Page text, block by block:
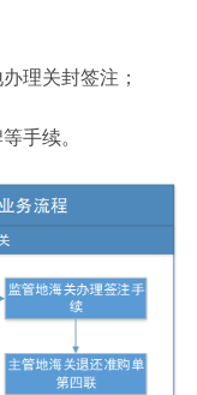
理关封签注；
手续。